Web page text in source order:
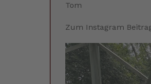
Tom
Zum Instagram